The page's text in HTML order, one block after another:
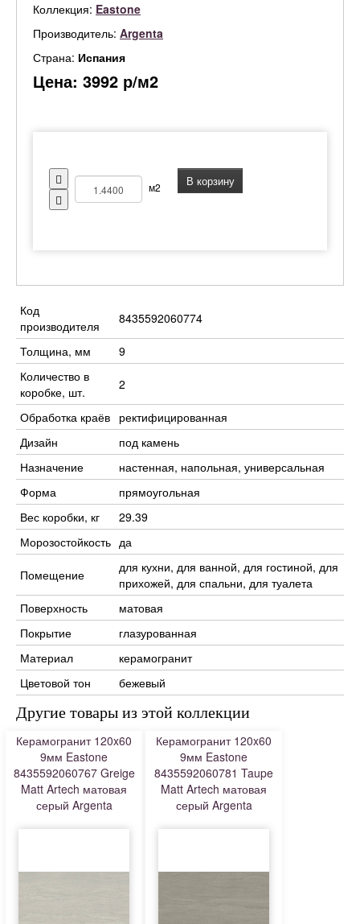
Коллекция: Eastone
Производитель: Argenta
Страна: Испания
Цена: 3992 р/м2
м2 В корзину
Код
производителя
8435592060774
Толщина, мм
9
Количество в
коробке, шт.
2
Обработка краёв ректифицированная
Дизайн
под камень
Назначение
настенная, напольная, универсальная
Форма
прямоугольная
Вес коробки, кг
29.39
Морозостойкость да
Помещение
для кухни, для ванной, для гостиной, для
прихожей, для спальни, для туалета
Поверхность
матовая
Покрытие
глазурованная
Материал
керамогранит
Цветовой тон
бежевый
Другие товары из этой коллекции
Керамогранит 120x60
9мм Eastone
8435592060767 Greige
Matt Artech матовая
серый Argenta
Керамогранит 120x60
9мм Eastone
8435592060781 Taupe
Matt Artech матовая
серый Argenta